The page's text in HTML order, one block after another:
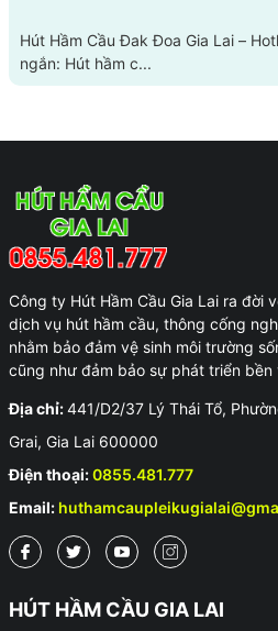
Hút Hầm Cầu Đak Đoa Gia Lai –
ngắn: Hút hầm c...
Công ty Hút Hầm Cầu Gia Lai ra đời
dịch vụ hút hầm cầu, thông cống
nhằm bảo đảm vệ sinh môi trường
cũng như đảm bảo sự phát triển
Địa chỉ:441/D2/37 Lý Thái Tổ,
Grai, Gia Lai 600000
Điện thoại:0855.481.777
Email:
HÚT HẦM CẦU GIA LAI